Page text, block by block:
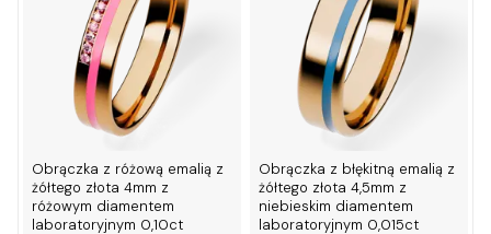
Obrączka z różową emalią z
żółtego złota 4mm z
różowym diamentem
laboratoryjnym 0,10ct
Obrączka z błękitną emalią z
żółtego złota 4,5mm z
niebieskim diamentem
laboratoryjnym 0,015ct